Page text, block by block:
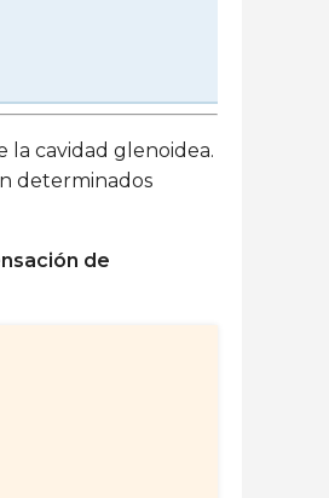
cavidad glenoidea.
determinados
de